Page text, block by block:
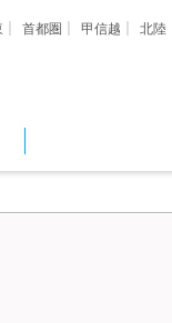
首都圏 甲信越 北陸